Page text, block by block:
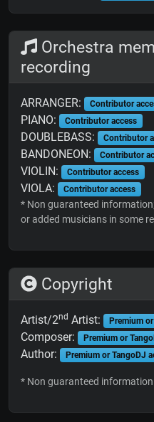
Orchestra
recording
ARRANGER: Contributor
PIANO: Contributor access
DOUBLEBASS: Contributor
BANDONEON: Contributor
VIOLIN: Contributor access
VIOLA: Contributor access
* Non guaranteed
or added musicians in some
Copyright
Artist/2nd Artist: Premium
Composer: Premium or
Author: Premium or TangoDJ
* Non guaranteed information